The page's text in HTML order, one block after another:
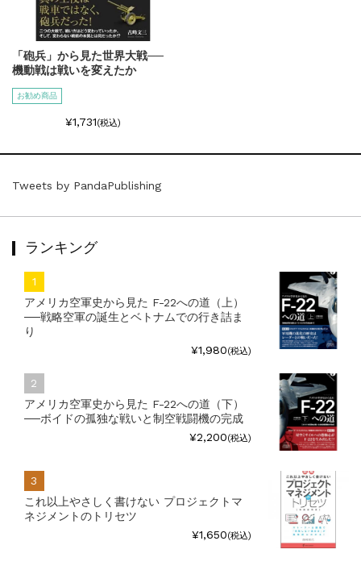
「砲兵」から見た世界大戦──
機動戦は戦いを変えたか
お勧め商品
¥1,731(税込)
Tweets by PandaPublishing
ランキング
アメリカ空軍史から見た F-22への道（上）
──戦略空軍の誕生とベトナムでの行き詰ま
り
¥1,980(税込)
アメリカ空軍史から見た F-22への道（下）
──ボイドの孤独な戦いと制空戦闘機の完成
¥2,200(税込)
これ以上やさしく書けない プロジェクトマ
ネジメントのトリセツ
¥1,650(税込)